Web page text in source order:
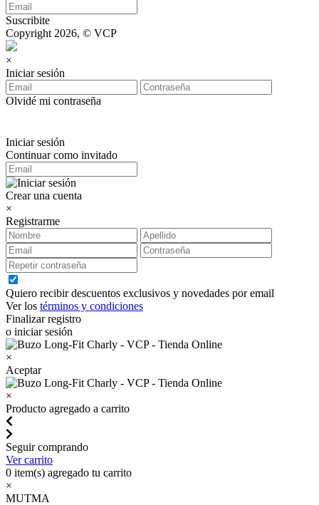
Suscribite
Copyright 2026, © VCP
×
Iniciar sesión
Olvidé mi contraseña
Iniciar sesión
Continuar como invitado
Crear una cuenta
×
Registrarme
Quiero recibir descuentos exclusivos y novedades por email
Ver los términos y condiciones
Finalizar registro
o iniciar sesión
×
Aceptar
×
Producto agregado a carrito
Seguir comprando
Ver carrito
0 item(s) agregado tu carrito
×
MUTMA